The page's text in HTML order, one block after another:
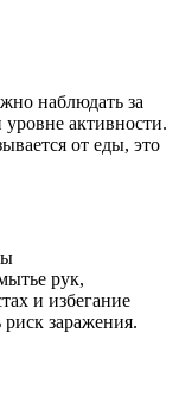
наблюдать за
активности.
от еды, это
рук,
и избегание
заражения.